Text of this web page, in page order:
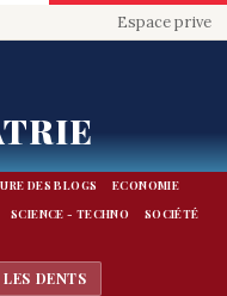
Espace prive
DES BLOGS
ECONOMIE
SCIENCE - TECHNO
SOCIÉTÉ